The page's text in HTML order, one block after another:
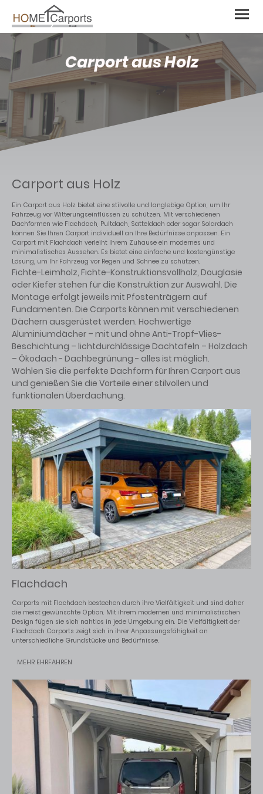
Carport aus Holz
Carport aus Holz
Ein Carport aus Holz bietet eine stilvolle und langlebige Option, um Ihr
Fahrzeug vor Witterungseinflüssen zu schützen. Mit verschiedenen
Dachformen wie Flachdach, Pultdach, Satteldach oder sogar Solardach
können Sie Ihren Carport individuell an Ihre Bedürfnisse anpassen. Ein
Carport mit Flachdach verleiht Ihrem Zuhause ein modernes und
minimalistisches Aussehen. Es bietet eine einfache und kostengünstige
Lösung, um Ihr Fahrzeug vor Regen und Schnee zu schützen.
Fichte-Leimholz, Fichte-Konstruktionsvollholz, Douglasie
oder Kiefer stehen für die Konstruktion zur Auswahl. Die
Montage erfolgt jeweils mit Pfostenträgern auf
Fundamenten. Die Carports können mit verschiedenen
Dächern ausgerüstet werden. Hochwertige
Aluminiumdächer – mit und ohne Anti-Tropf-Vlies-
Beschichtung – lichtdurchlässige Dachtafeln – Holzdach
– Ökodach - Dachbegrünung - alles ist möglich.
Wählen Sie die perfekte Dachform für Ihren Carport aus
und genießen Sie die Vorteile einer stilvollen und
funktionalen Überdachung.
Flachdach
Carports mit Flachdach bestechen durch ihre Vielfältigkeit und sind daher
die meist gewünschte Option. Mit ihrem modernen und minimalistischen
Design fügen sie sich nahtlos in jede Umgebung ein. Die Vielfältigkeit der
Flachdach Carports zeigt sich in ihrer Anpassungsfähigkeit an
unterschiedliche Grundstücke und Bedürfnisse.
MEHR EHRFAHREN